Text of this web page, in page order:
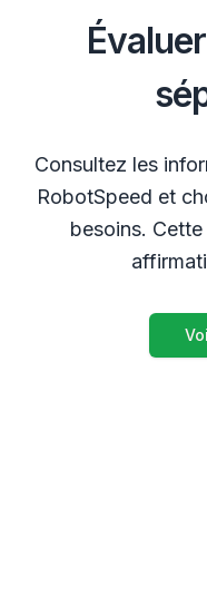
Consultez les
RobotSpeed et
besoins.